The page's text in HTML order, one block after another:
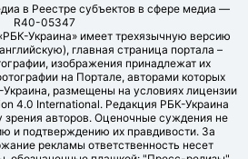
в Реестре субъектов в сфере медиа —
R40-05347
Украина» имеет трехязычную версию
главная страница портала –
изображения принадлежат их
на Портале, авторами которых
размещены на условиях лицензии
4.0 International. Редакция РБК-Украина
зрения авторов. Оценочные суждения не
и подтверждению их правдивости. За
рекламы ответственность несет